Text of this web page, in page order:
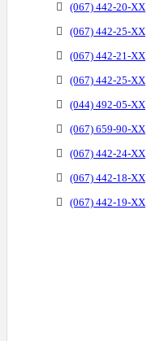
(067) 442-20-XX
(067) 442-25-XX
(067) 442-21-XX
(067) 442-25-XX
(044) 492-05-XX
(067) 659-90-XX
(067) 442-24-XX
(067) 442-18-XX
(067) 442-19-XX